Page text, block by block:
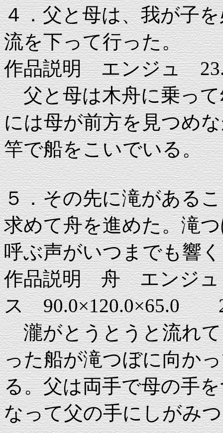
４．父と母は、我が子
流を下って行った。
作品説明 エンジュ
父と母は木舟に乗って
には母が前方を見つめ
竿で船をこいでいる。
５．その先に滝がある
求めて舟を進めた。滝
呼ぶ声がいつまでも響
作品説明 舟 エン
ス 90.0×120.0×65.0
瀧がとうとうと流れて
った船が滝つぼに向か
る。父は両手で母の手
なって父の手にしがみ